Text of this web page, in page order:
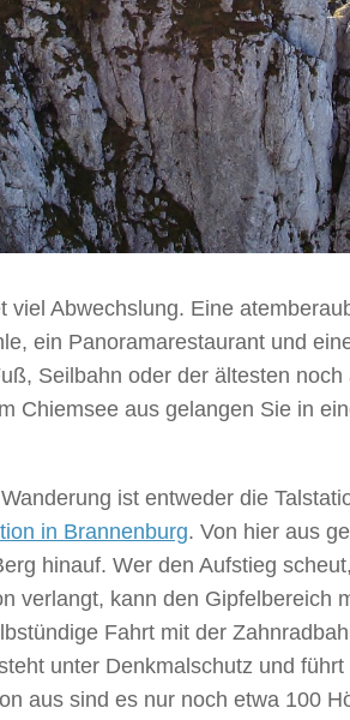
viel Abwechslung. Eine
ein Panoramarestaurant und
Seilbahn oder der ältesten
Chiemsee aus gelangen Sie in
ist entweder die
in Brannenburg. Von hier aus
hinauf. Wer den Aufstieg
verlangt, kann den Gipfelbereich
Fahrt mit der
unter Denkmalschutz und
aus sind es nur noch etwa 100